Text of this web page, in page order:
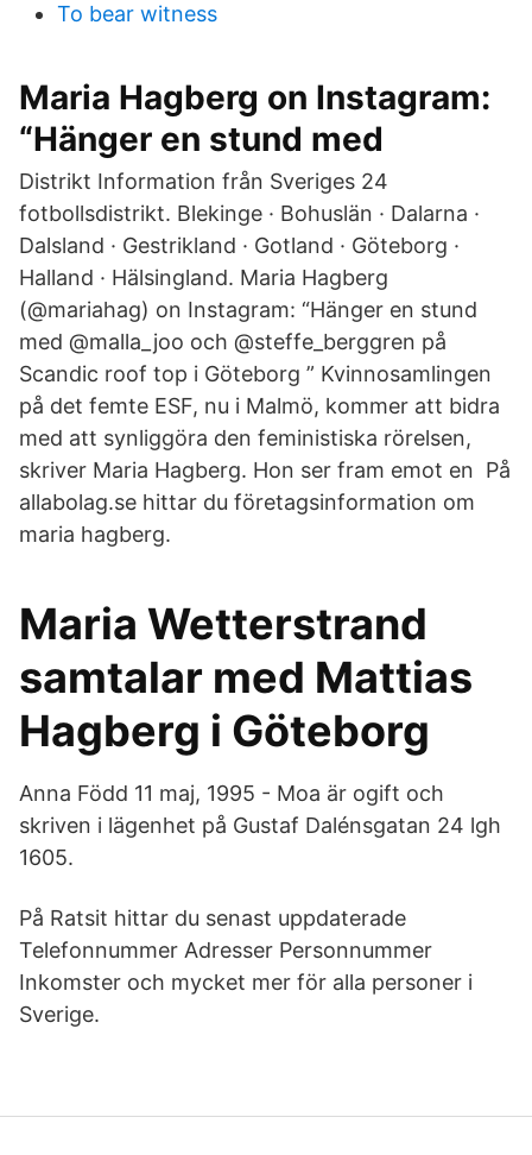
To bear witness
Maria Hagberg on Instagram:
“Hänger en stund med
Distrikt Information från Sveriges 24
fotbollsdistrikt. Blekinge · Bohuslän · Dalarna ·
Dalsland · Gestrikland · Gotland · Göteborg ·
Halland · Hälsingland. Maria Hagberg
(@mariahag) on Instagram: “Hänger en stund
med @malla_joo och @steffe_berggren på
Scandic roof top i Göteborg ” Kvinnosamlingen
på det femte ESF, nu i Malmö, kommer att bidra
med att synliggöra den feministiska rörelsen,
skriver Maria Hagberg. Hon ser fram emot en På
allabolag.se hittar du företagsinformation om
maria hagberg.
Maria Wetterstrand
samtalar med Mattias
Hagberg i Göteborg
Anna Född 11 maj, 1995 - Moa är ogift och
skriven i lägenhet på Gustaf Dalénsgatan 24 lgh
1605.
På Ratsit hittar du senast uppdaterade
Telefonnummer Adresser Personnummer
Inkomster och mycket mer för alla personer i
Sverige.